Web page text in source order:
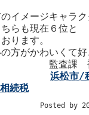
イメージキャラ
らも現在６位と
ります。
方がかわいくて好
袴
浜松市/
続税
Posted by